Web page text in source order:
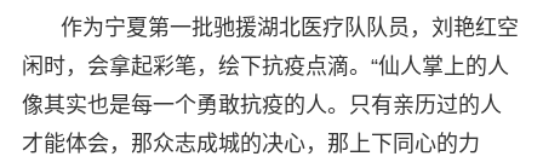
作为宁夏第一批驰援湖北医疗队队员，刘艳红空
闲时，会拿起彩笔，绘下抗疫点滴。“仙人掌上的人
像其实也是每一个勇敢抗疫的人。只有亲历过的人
才能体会，那众志成城的决心，那上下同心的力